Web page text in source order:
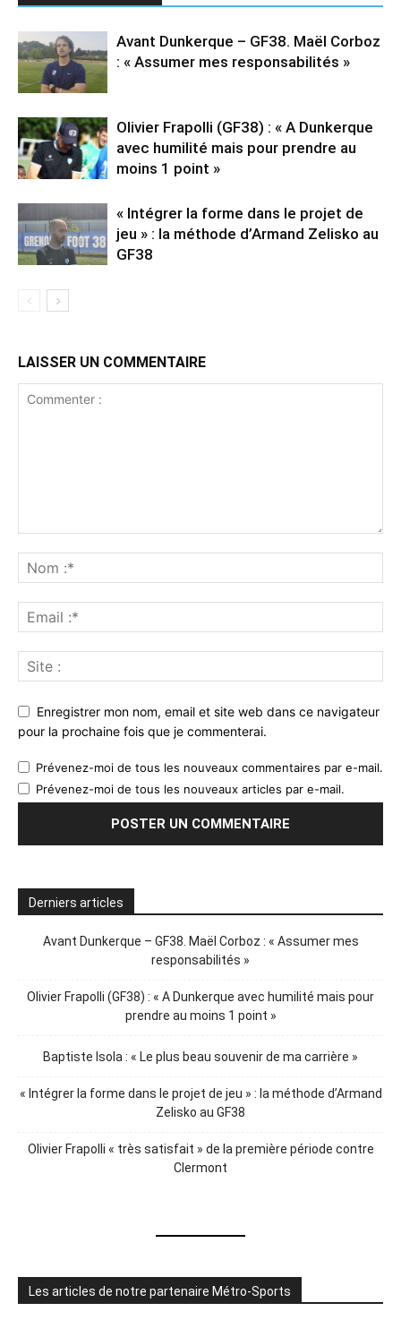
Avant Dunkerque – GF38. Maël Corboz
: « Assumer mes responsabilités »
Olivier Frapolli (GF38) : « A Dunkerque
avec humilité mais pour prendre au
moins 1 point »
« Intégrer la forme dans le projet de
jeu » : la méthode d’Armand Zelisko au
GF38
LAISSER UN COMMENTAIRE
Enregistrer mon nom, email et site web dans ce navigateur
pour la prochaine fois que je commenterai.
Prévenez-moi de tous les nouveaux commentaires par e-mail.
Prévenez-moi de tous les nouveaux articles par e-mail.
Derniers articles
Avant Dunkerque – GF38. Maël Corboz : « Assumer mes
responsabilités »
Olivier Frapolli (GF38) : « A Dunkerque avec humilité mais pour
prendre au moins 1 point »
Baptiste Isola : « Le plus beau souvenir de ma carrière »
« Intégrer la forme dans le projet de jeu » : la méthode d’Armand
Zelisko au GF38
Olivier Frapolli « très satisfait » de la première période contre
Clermont
Les articles de notre partenaire Métro-Sports